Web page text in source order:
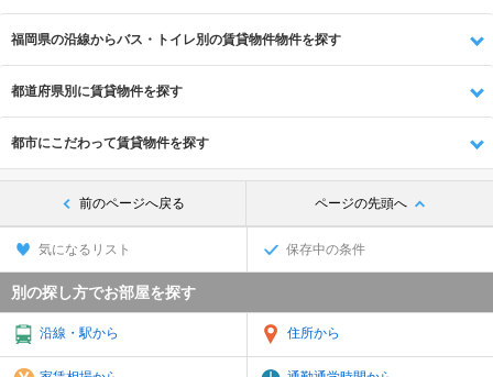
福岡県の沿線からバス・トイレ別の賃貸物件物件を探す
都道府県別に賃貸物件を探す
都市にこだわって賃貸物件を探す
前のページへ戻る ページの先頭へ
気になるリスト 保存中の条件
別の探し方でお部屋を探す
沿線・駅から 住所から